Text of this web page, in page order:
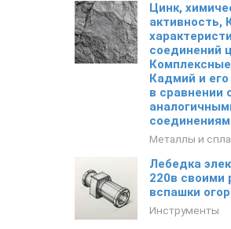
Цинк,
активность,
соединений
Кадмий и
в сравнении
Металлы и
Лебедка
220в своими
вспашки
Инструменты